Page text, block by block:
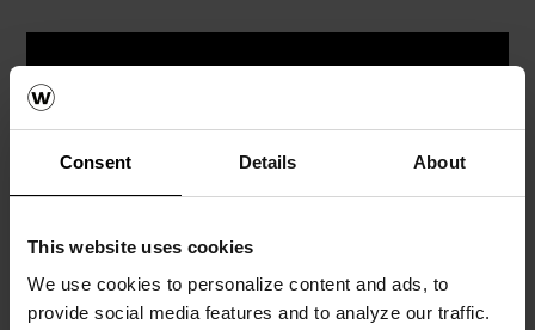
Consent Details About
This website uses cookies
We use cookies to personalize content and ads, to
provide social media features and to analyze our traffic.